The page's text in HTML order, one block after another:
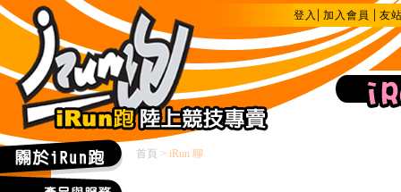
登入 | 加入會員 | 友
首頁 > iRun 聊